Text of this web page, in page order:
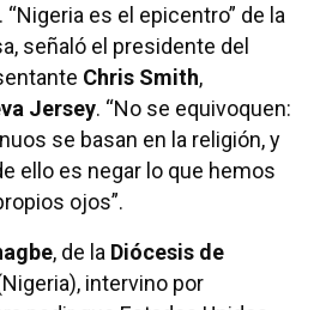
es el epicentro” de la
señaló el presidente del
Chris Smith,
Jersey. “No se equivoquen:
se basan en la religión, y
ello es negar lo que hemos
ojos”.
, de la Diócesis de
intervino por